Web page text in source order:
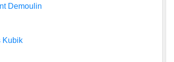
Demoulin
Kubik